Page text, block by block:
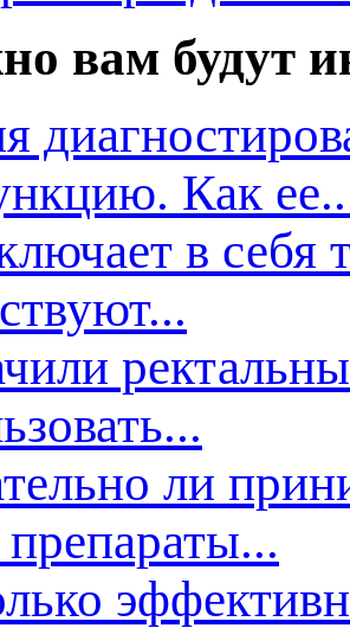
вам будут
Как
в себя
ли
препараты...